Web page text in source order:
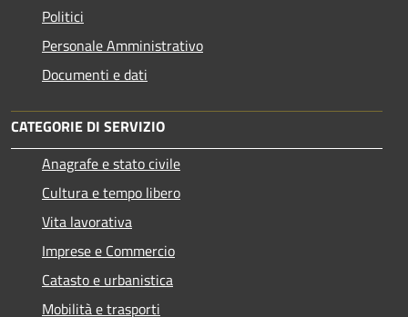
Politici
Personale Amministrativo
Documenti e dati
CATEGORIE DI SERVIZIO
Anagrafe e stato civile
Cultura e tempo libero
Vita lavorativa
Imprese e Commercio
Catasto e urbanistica
Mobilità e trasporti